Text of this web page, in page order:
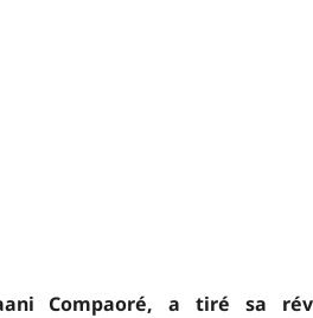
Compaoré, a tiré sa